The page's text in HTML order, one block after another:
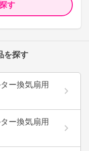
す
を探す
ー換気扇用
ー換気扇用